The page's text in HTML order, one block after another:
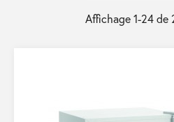
Affichage 1-24 de